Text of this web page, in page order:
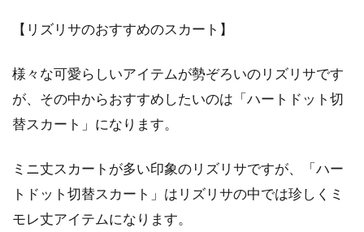
【リズリサのおすすめのスカート】
様々な可愛らしいアイテムが勢ぞろいのリズリサです
が、その中からおすすめしたいのは「ハートドット切
替スカート」になります。
ミニ丈スカートが多い印象のリズリサですが、「ハー
トドット切替スカート」はリズリサの中では珍しくミ
モレ丈アイテムになります。